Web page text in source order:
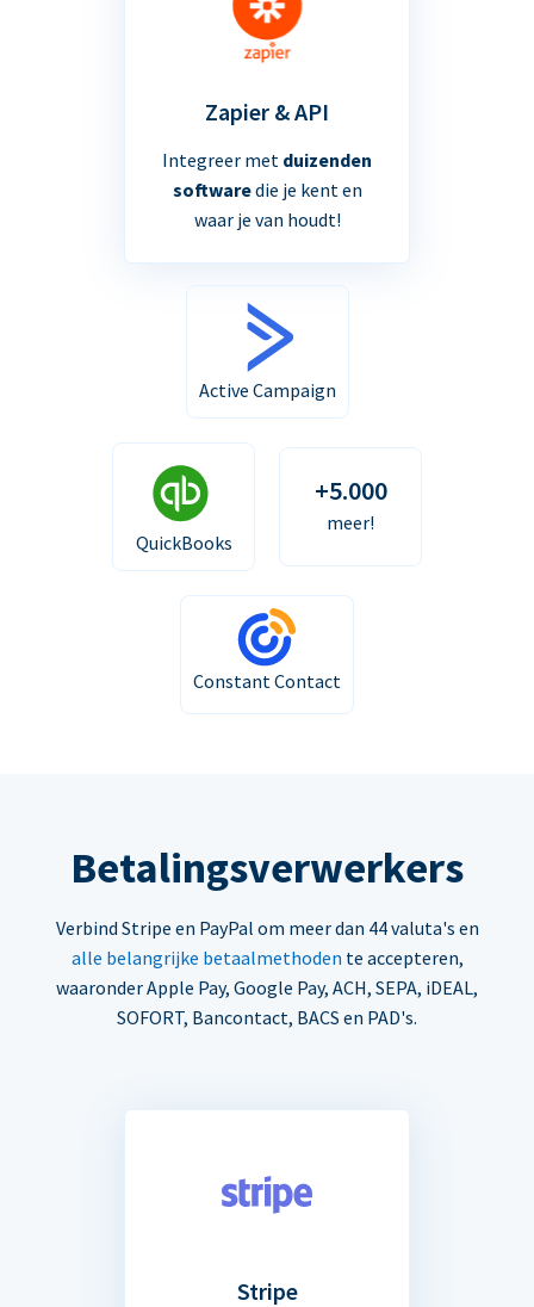
Zapier & API
Integreer met duizenden
softwaredie je kent en
waar je van houdt!
Active Campaign
QuickBooks
+5.000
meer!
Constant Contact
Betalingsverwerkers
Verbind Stripe en PayPal om meer dan 44 valuta's en
alle belangrijke betaalmethoden te accepteren,
waaronder Apple Pay, Google Pay, ACH, SEPA, iDEAL,
SOFORT, Bancontact, BACS en PAD's.
Stripe